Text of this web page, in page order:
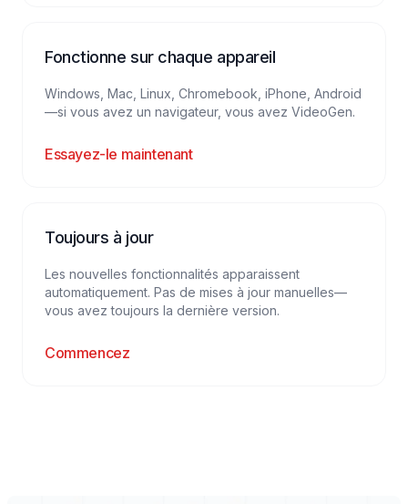
Fonctionne sur chaque appareil
Windows, Mac, Linux, Chromebook, iPhone, Android
—si vous avez un navigateur, vous avez VideoGen.
Essayez-le maintenant
Toujours à jour
Les nouvelles fonctionnalités apparaissent
automatiquement. Pas de mises à jour manuelles—
vous avez toujours la dernière version.
Commencez